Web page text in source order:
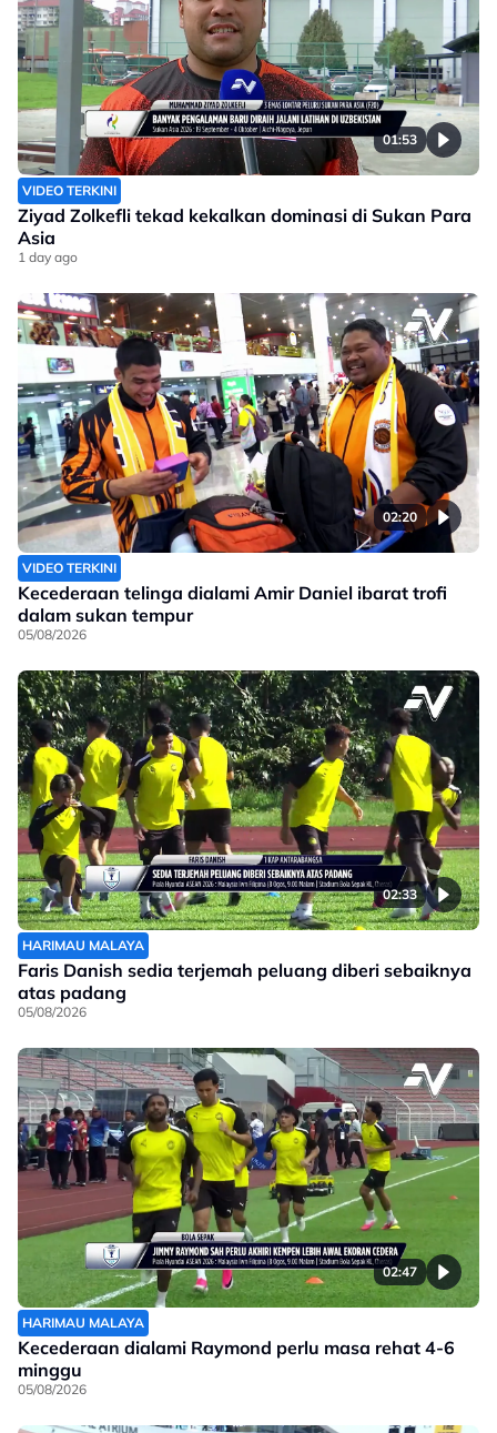
01:53
VIDEO TERKINI
Ziyad Zolkefli tekad kekalkan dominasi di Sukan Para
Asia
1 day ago
02:20
VIDEO TERKINI
Kecederaan telinga dialami Amir Daniel ibarat trofi
dalam sukan tempur
05/08/2026
02:33
HARIMAU MALAYA
Faris Danish sedia terjemah peluang diberi sebaiknya
atas padang
05/08/2026
02:47
HARIMAU MALAYA
Kecederaan dialami Raymond perlu masa rehat 4-6
minggu
05/08/2026